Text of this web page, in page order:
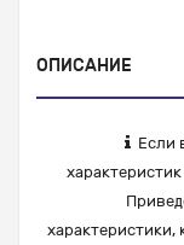
ОПИСАНИЕ
Если